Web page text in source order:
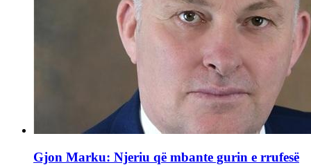
Gjon Marku: Njeriu që mbante gurin e rrufesë